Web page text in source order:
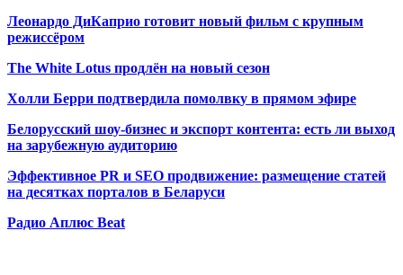
Леонардо ДиКаприо готовит новый фильм с крупным
режиссёром
The White Lotus продлён на новый сезон
Холли Берри подтвердила помолвку в прямом эфире
Белорусский шоу-бизнес и экспорт контента: есть ли выход
на зарубежную аудиторию
Эффективное PR и SEO продвижение: размещение статей
на десятках порталов в Беларуси
Радио Аплюс Beat